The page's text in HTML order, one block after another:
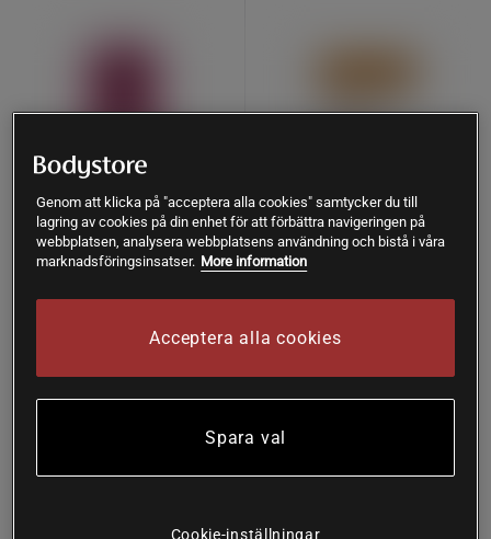
Rå Hygge
Nyhet
Genom att klicka på "acceptera alla cookies" samtycker du till
lagring av cookies på din enhet för att förbättra navigeringen på
webbplatsen, analysera webbplatsens användning och bistå i våra
marknadsföringsinsatser. More information
Acceptera alla cookies
Spara val
Cookie-inställningar